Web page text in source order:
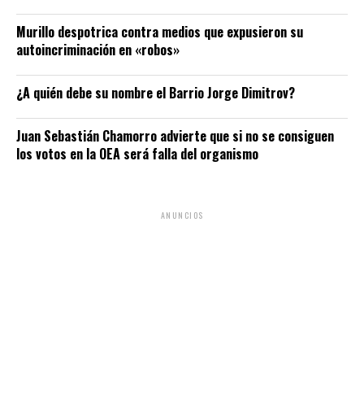
Murillo despotrica contra medios que expusieron su
autoincriminación en «robos»
¿A quién debe su nombre el Barrio Jorge Dimitrov?
Juan Sebastián Chamorro advierte que si no se consiguen
los votos en la OEA será falla del organismo
ANUNCIOS